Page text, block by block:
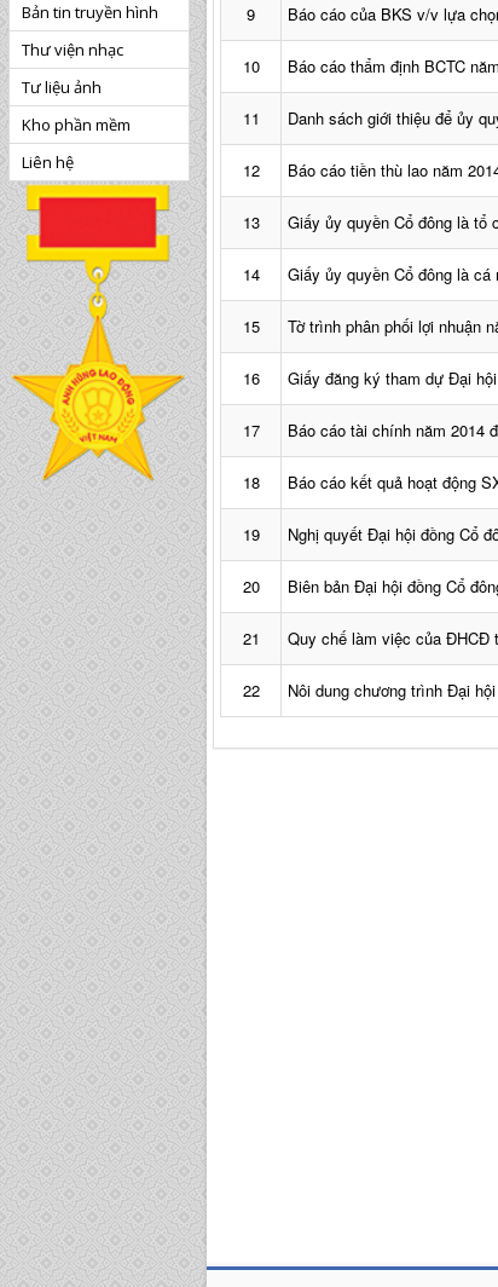
9 Báo cáo của BKS v/v lựa
10 Báo cáo thẩm định BCTC
11 Danh sách giới thiệu để ủy
12 Báo cáo tiền thù lao năm
13 Giấy ủy quyền Cổ đông là tổ
14 Giấy ủy quyền Cổ đông là cá
15 Tờ trình phân phối lợi nhuận
16 Giấy đăng ký tham dự Đại
17 Báo cáo tài chính năm 2014
18 Báo cáo kết quả hoạt động
19 Nghị quyết Đại hội đồng Cổ
20 Biên bản Đại hội đồng Cổ
21 Quy chế làm việc của ĐHCĐ
22 Nôi dung chương trình Đại
Bản tin truyền hình
Thư viện nhạc
Tư liệu ảnh
Kho phần mềm
Liên hệ